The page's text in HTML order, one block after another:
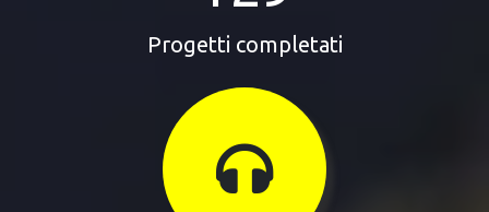
Progetti completati